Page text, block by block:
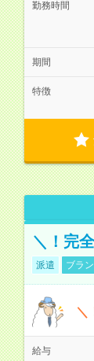
勤務時間
期間
特徴
＼！完
派遣 ブラ
＼
給与